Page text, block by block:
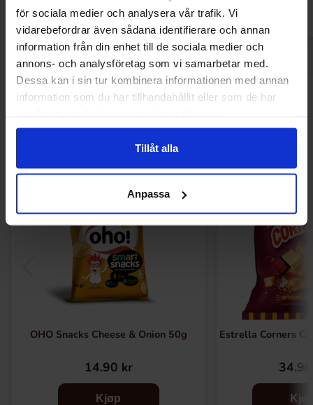
för sociala medier och analysera vår trafik. Vi
vidarebefordrar även sådana identifierare och annan
information från din enhet till de sociala medier och
annons- och analysföretag som vi samarbetar med.
Dessa kan i sin tur kombinera informationen med annan
information som du har tillhandahållit eller som de har
Tillåt alla
Anpassa
Andre kjøpte også
OHO Snacks Cheese & Onion 50g
14.90 kr
Kjøp
Estrella Corners